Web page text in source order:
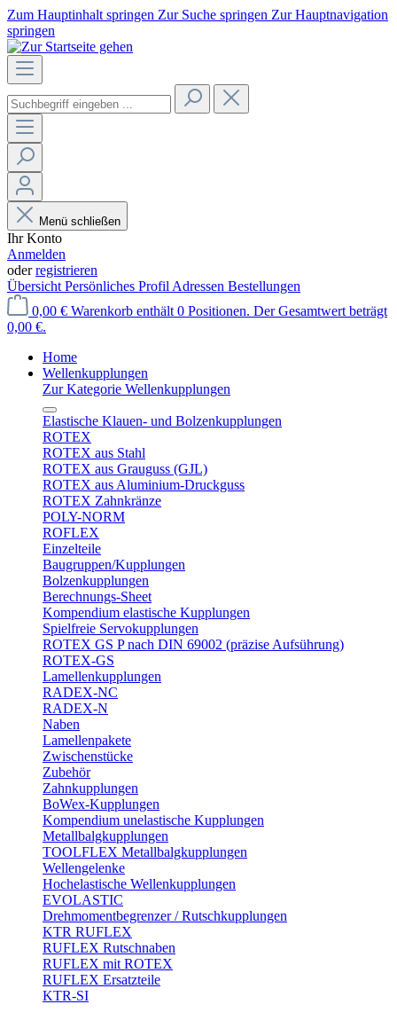
Zum Hauptinhalt springen Zur Suche springen Zur Hauptnavigation
springen
Menü schließen
Ihr Konto
Anmelden
oderregistrieren
Übersicht Persönliches Profil Adressen Bestellungen
0,00 € Warenkorb enthält 0 Positionen. Der Gesamtwert beträgt
0,00 €.
Home
Wellenkupplungen
Zur Kategorie Wellenkupplungen
Elastische Klauen- und Bolzenkupplungen
ROTEX
ROTEX aus Stahl
ROTEX aus Grauguss (GJL)
ROTEX aus Aluminium-Druckguss
ROTEX Zahnkränze
POLY-NORM
ROFLEX
Einzelteile
Baugruppen/Kupplungen
Bolzenkupplungen
Berechnungs-Sheet
Kompendium elastische Kupplungen
Spielfreie Servokupplungen
ROTEX GS P nach DIN 69002 (präzise Aufsührung)
ROTEX-GS
Lamellenkupplungen
RADEX-NC
RADEX-N
Naben
Lamellenpakete
Zwischenstücke
Zubehör
Zahnkupplungen
BoWex-Kupplungen
Kompendium unelastische Kupplungen
Metallbalgkupplungen
TOOLFLEX Metallbalgkupplungen
Wellengelenke
Hochelastische Wellenkupplungen
EVOLASTIC
Drehmomentbegrenzer / Rutschkupplungen
KTR RUFLEX
RUFLEX Rutschnaben
RUFLEX mit ROTEX
RUFLEX Ersatzteile
KTR-SI